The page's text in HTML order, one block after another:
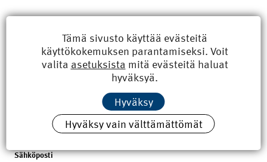
Kyberisku kiinteistötietoihin haittaisi energiarakentamista
8.6.2026 15:21
Tilaa uutiskirje
Sähköposti
Tämä sivusto käyttää evästeitä
käyttökokemuksen parantamiseksi. Voit
valita asetuksista mitä evästeitä haluat
hyväksyä.
Hyväksy
Hyväksy vain välttämättömät